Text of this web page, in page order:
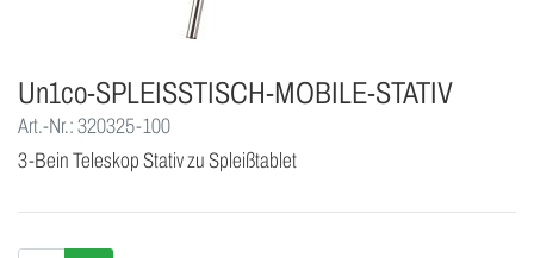
Un1co-SPLEISSTISCH-MOBILE-STATIV
Art.-Nr.: 320325-100
3-Bein Teleskop Stativ zu Spleißtablet